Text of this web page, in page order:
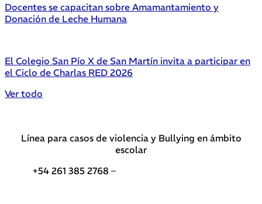
Docentes se capacitan sobre Amamantamiento y
Donación de Leche Humana
El Colegio San Pío X de San Martín invita a participar en
el Ciclo de Charlas RED 2026
Ver todo
Línea para casos de violencia y Bullying en ámbito
escolar
+54 261 385 2768 –